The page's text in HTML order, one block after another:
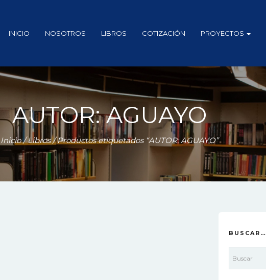
INICIO NOSOTROS LIBROS COTIZACIÓN PROYECTOS
AUTOR: AGUAYO
Inicio/Libros/ Productos etiquetados “AUTOR: AGUAYO”
BUSCAR…